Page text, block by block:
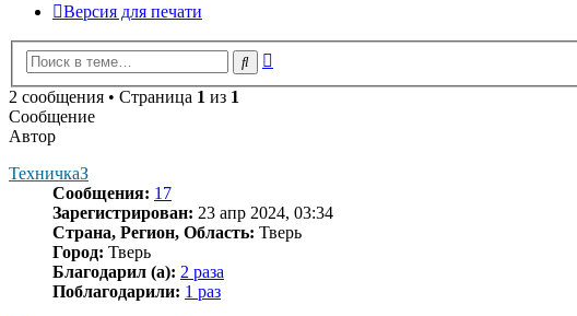
Версия для печати
Поиск
2 сообщения • Страница 1 из 1
Сообщение
Автор
ТехничкаЗ
Сообщения: 17
Зарегистрирован: 23 апр 2024, 03:34
Страна, Регион, Область: Тверь
Город: Тверь
Благодарил (а): 2 раза
Поблагодарили: 1 раз